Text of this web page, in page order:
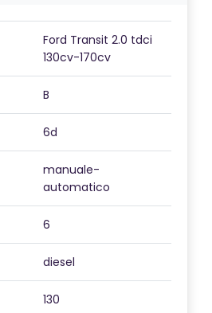
Ford Transit 2.0 tdci
130cv-170cv
B
6d
manuale-
automatico
6
diesel
130